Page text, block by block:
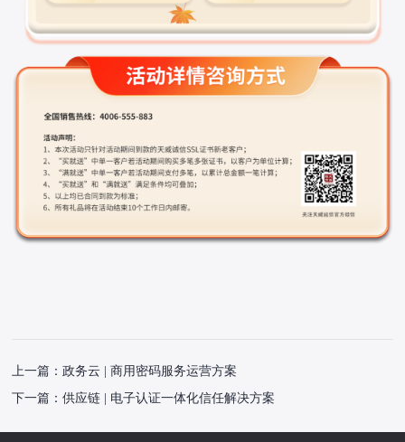
上一篇：政务云 | 商用密码服务运营方案
下一篇：供应链 | 电子认证一体化信任解决方案